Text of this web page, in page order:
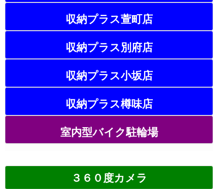
収納プラス萱町店
収納プラス別府店
収納プラス小坂店
収納プラス樽味店
室内型バイク駐輪場
３６０度カメラ